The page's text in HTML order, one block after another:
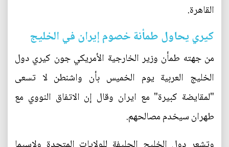
القاهرة.
كيري يحاول طمأنة خصوم إيران في الخليج
من جهته طمأن وزير الخارجية الأمريكي جون كيري دول
الخليج العربية يوم الخميس بأن واشنطن لا تسعى
"لمقايضة كبيرة" مع ايران وقال إن الاتفاق النووي مع
طهران سيخدم مصالحهم.